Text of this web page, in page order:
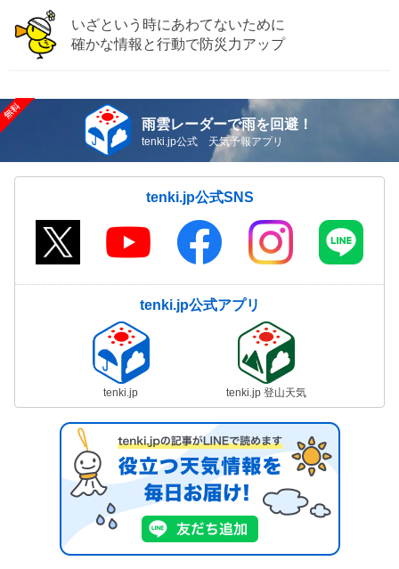
いざという時にあわてないために
確かな情報と行動で防災力アップ
雨雲レーダーで雨を回避！
tenki.jp公式 天気予報アプリ
tenki.jp公式SNS
tenki.jp公式アプリ
tenki.jp tenki.jp 登山天気